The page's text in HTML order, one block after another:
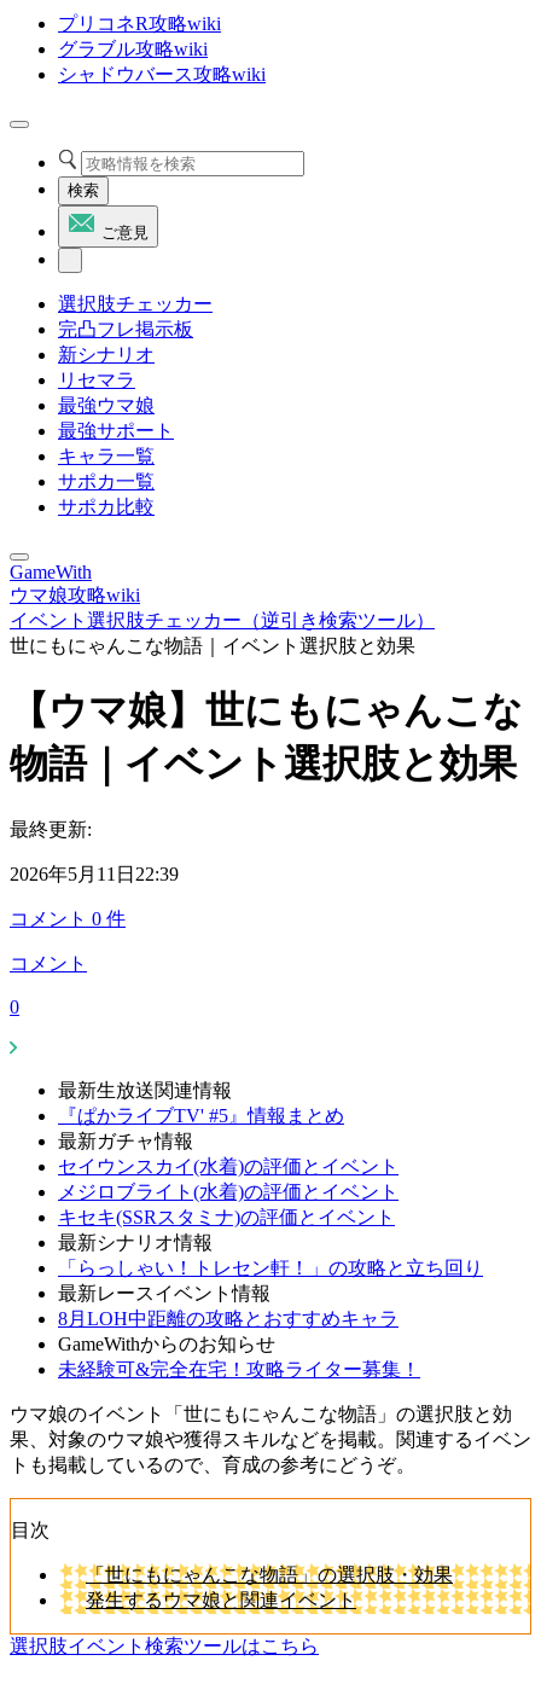
プリコネR攻略wiki
グラブル攻略wiki
シャドウバース攻略wiki
検索
ご意見
選択肢チェッカー
完凸フレ掲示板
新シナリオ
リセマラ
最強ウマ娘
最強サポート
キャラ一覧
サポカ一覧
サポカ比較
GameWith
ウマ娘攻略wiki
イベント選択肢チェッカー（逆引き検索ツール）
世にもにゃんこな物語｜イベント選択肢と効果
【ウマ娘】世にもにゃんこな
物語｜イベント選択肢と効果
最終更新:
2026年5月11日22:39
コメント 0 件
コメント
0
最新生放送関連情報
『ぱかライブTV' #5』情報まとめ
最新ガチャ情報
セイウンスカイ(水着)の評価とイベント
メジロブライト(水着)の評価とイベント
キセキ(SSRスタミナ)の評価とイベント
最新シナリオ情報
「らっしゃい！トレセン軒！」の攻略と立ち回り
最新レースイベント情報
8月LOH中距離の攻略とおすすめキャラ
GameWithからのお知らせ
未経験可&完全在宅！攻略ライター募集！
ウマ娘のイベント「世にもにゃんこな物語」の選択肢と効
果、対象のウマ娘や獲得スキルなどを掲載。関連するイベン
トも掲載しているので、育成の参考にどうぞ。
目次
「世にもにゃんこな物語」の選択肢・効果
発生するウマ娘と関連イベント
選択肢イベント検索ツールはこちら